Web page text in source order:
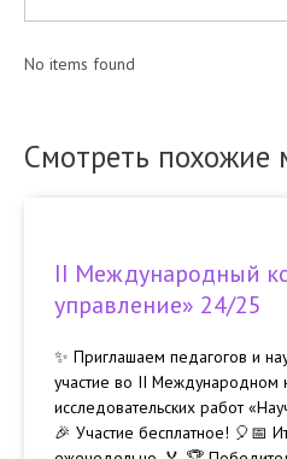
No items found
Смотреть похожие
II Международный
управление» 24/25
✨ Приглашаем педагогов и
участие во II Международном
исследовательских работ
🎉 Участие бесплатное! 🎈📅